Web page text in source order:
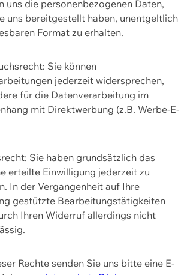
uns die personenbezogenen Daten,
uns bereitgestellt haben, unentgeltlich
Format zu erhalten.
Sie können
jederzeit widersprechen,
für die Datenverarbeitung im
mit Direktwerbung (z.B. Werbe-E-
Sie haben grundsätzlich das
erteilte Einwilligung jederzeit zu
In der Vergangenheit auf Ihre
gestützte Bearbeitungstätigkeiten
Ihren Widerruf allerdings nicht
Rechte senden Sie uns bitte eine E-